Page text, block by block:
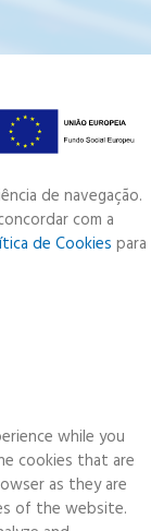
de navegação.
com a
de Cookies para
while you
cookies that are
as they are
of the website.